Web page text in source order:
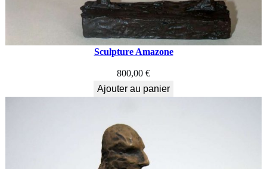
Sculpture Amazone
800,00 €
Ajouter au panier